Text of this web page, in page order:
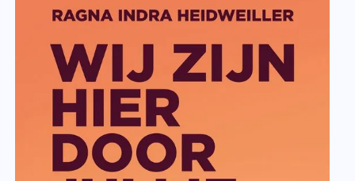
Alle jaren
Zoeken Wis filters
Projectsubsidie